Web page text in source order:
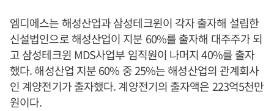
엠디에스는 해성산업과 삼성테크윈이 각자 출자해 설립한
신설법인으로 해성산업이 지분 60%를 출자해 대주주가 되
고 삼성테크윈 MDS사업부 임직원이 나머지 40%를 출자
했다. 해성산업 지분 60% 중 25%는 해성산업의 관계회사
인 계양전기가 출자했다. 계양전기의 출자액은 223억5천만
원이다.